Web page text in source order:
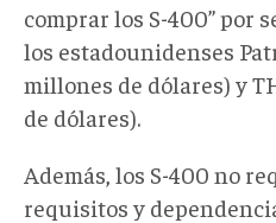
comprar los S-400” por
los estadounidenses
millones de dólares) y
de dólares).
Además, los S-400 no
requisitos y